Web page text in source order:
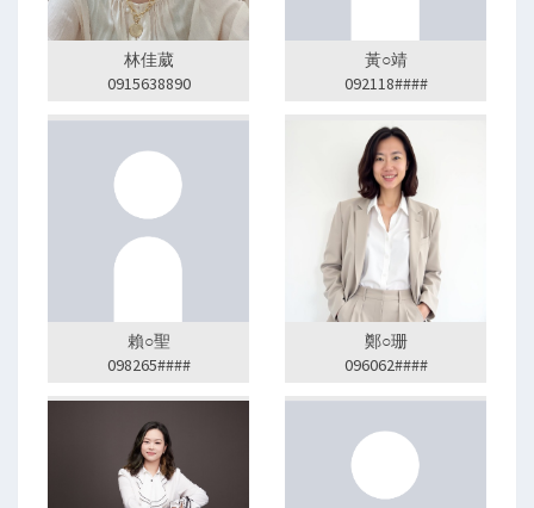
林佳葳
0915638890
黃○靖
092118####
賴○聖
098265####
鄭○珊
096062####